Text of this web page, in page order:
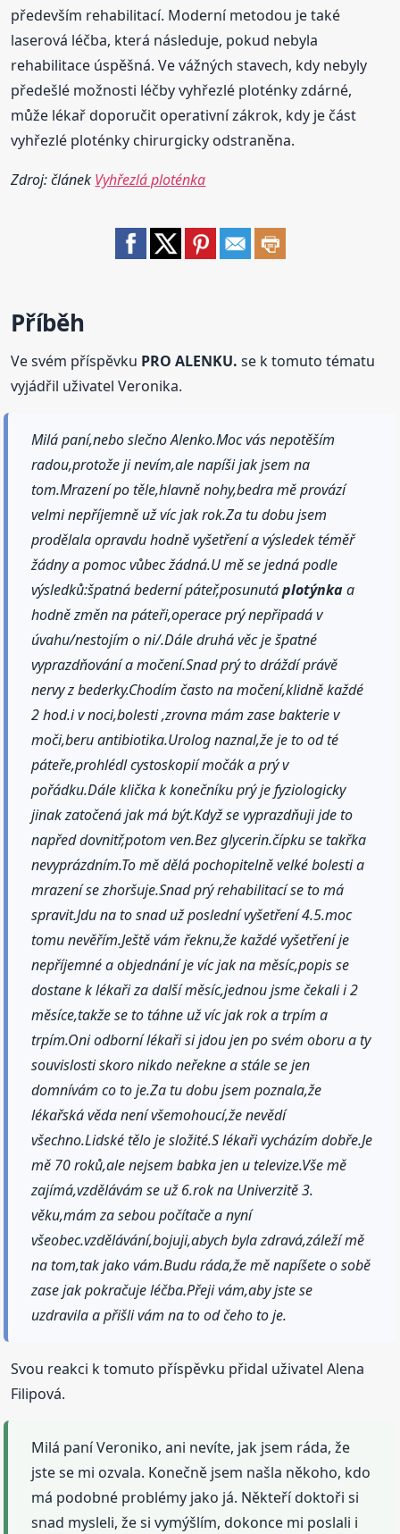
především rehabilitací. Moderní metodou je také
laserová léčba, která následuje, pokud nebyla
rehabilitace úspěšná. Ve vážných stavech, kdy nebyly
předešlé možnosti léčby vyhřezlé ploténky zdárné,
může lékař doporučit operativní zákrok, kdy je část
vyhřezlé ploténky chirurgicky odstraněna.
Zdroj: článek Vyhřezlá ploténka
Příběh
Ve svém příspěvku PRO ALENKU. se k tomuto tématu
vyjádřil uživatel Veronika.
Milá paní,nebo slečno Alenko.Moc vás nepotěším
radou,protože ji nevím,ale napíši jak jsem na
tom.Mrazení po těle,hlavně nohy,bedra mě provází
velmi nepříjemně už víc jak rok.Za tu dobu jsem
prodělala opravdu hodně vyšetření a výsledek téměř
žádny a pomoc vůbec žádná.U mě se jedná podle
výsledků:špatná bederní páteř,posunutáplotýnkaa
hodně změn na páteři,operace prý nepřipadá v
úvahu/nestojím o ni/.Dále druhá věc je špatné
vyprazdňování a močení.Snad prý to dráždí právě
nervy z bederky.Chodím často na močení,klidně každé
2 hod.i v noci,bolesti ,zrovna mám zase bakterie v
moči,beru antibiotika.Urolog naznal,že je to od té
páteře,prohlédl cystoskopií močák a prý v
pořádku.Dále klička k konečníku prý je fyziologicky
jinak zatočená jak má být.Když se vyprazdňuji jde to
napřed dovnitř,potom ven.Bez glycerin.čípku se takřka
nevyprázdním.To mě dělá pochopitelně velké bolesti a
mrazení se zhoršuje.Snad prý rehabilitací se to má
spravit.Jdu na to snad už poslední vyšetření 4.5.moc
tomu nevěřím.Ještě vám řeknu,že každé vyšetření je
nepříjemné a objednání je víc jak na měsíc,popis se
dostane k lékaři za další měsíc,jednou jsme čekali i 2
měsíce,takže se to táhne už víc jak rok a trpím a
trpím.Oni odborní lékaři si jdou jen po svém oboru a ty
souvislosti skoro nikdo neřekne a stále se jen
domnívám co to je.Za tu dobu jsem poznala,že
lékařská věda není všemohoucí,že nevědí
všechno.Lidské tělo je složité.S lékaři vycházím dobře.Je
mě 70 roků,ale nejsem babka jen u televize.Vše mě
zajímá,vzdělávám se už 6.rok na Univerzitě 3.
věku,mám za sebou počítače a nyní
všeobec.vzdělávání,bojuji,abych byla zdravá,záleží mě
na tom,tak jako vám.Budu ráda,že mě napíšete o sobě
zase jak pokračuje léčba.Přeji vám,aby jste se
uzdravila a přišli vám na to od čeho to je.
Svou reakci k tomuto příspěvku přidal uživatel Alena
Filipová.
Milá paní Veroniko, ani nevíte, jak jsem ráda, že
jste se mi ozvala. Konečně jsem našla někoho, kdo
má podobné problémy jako já. Někteří doktoři si
snad mysleli, že si vymýšlím, dokonce mi poslali i